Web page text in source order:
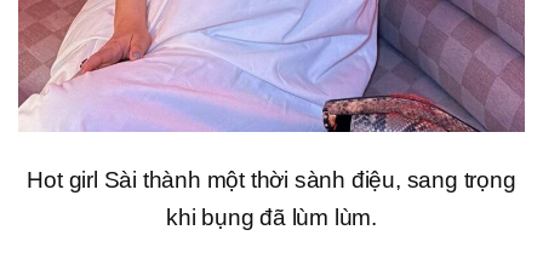
Hot girl Sài thành một thời sành điệu, sang trọng
khi bụng đã lùm lùm.